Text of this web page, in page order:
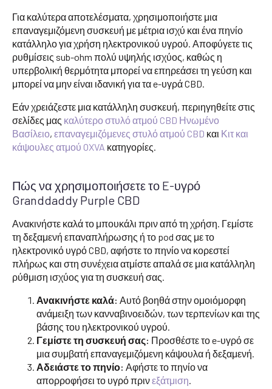
Για καλύτερα αποτελέσματα, χρησιμοποιήστε μια
επαναγεμιζόμενη συσκευή με μέτρια ισχύ και ένα πηνίο
κατάλληλο για χρήση ηλεκτρονικού υγρού. Αποφύγετε τις
ρυθμίσεις sub-ohm πολύ υψηλής ισχύος, καθώς η
υπερβολική θερμότητα μπορεί να επηρεάσει τη γεύση και
μπορεί να μην είναι ιδανική για τα e-υγρά CBD.
Εάν χρειάζεστε μια κατάλληλη συσκευή, περιηγηθείτε στις
σελίδες μας καλύτερο στυλό ατμού CBD Ηνωμένο
Βασίλειο, επαναγεμιζόμενες στυλό ατμού CBD και Κιτ και
κάψουλες ατμού OXVA κατηγορίες.
Πώς να χρησιμοποιήσετε το E-υγρό
Granddaddy Purple CBD
Ανακινήστε καλά το μπουκάλι πριν από τη χρήση. Γεμίστε
τη δεξαμενή επαναπλήρωσης ή το pod σας με το
ηλεκτρονικό υγρό CBD, αφήστε το πηνίο να κορεστεί
πλήρως και στη συνέχεια ατμίστε απαλά σε μια κατάλληλη
ρύθμιση ισχύος για τη συσκευή σας.
Ανακινήστε καλά: Αυτό βοηθά στην ομοιόμορφη
ανάμειξη των κανναβινοειδών, των τερπενίων και της
βάσης του ηλεκτρονικού υγρού.
Γεμίστε τη συσκευή σας: Προσθέστε το e-υγρό σε
μια συμβατή επαναγεμιζόμενη κάψουλα ή δεξαμενή.
Αδειάστε το πηνίο: Αφήστε το πηνίο να
απορροφήσει το υγρό πρινεξάτμιση